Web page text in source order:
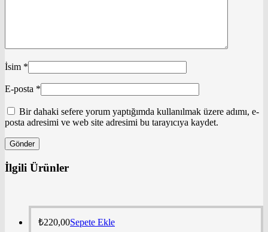
İsim *
E-posta *
Bir dahaki sefere yorum yaptığımda kullanılmak üzere adımı, e-
posta adresimi ve web site adresimi bu tarayıcıya kaydet.
İlgili Ürünler
₺220,00Sepete Ekle